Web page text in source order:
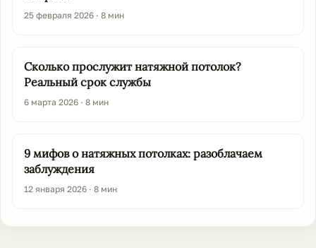
25 февраля 2026 · 8 мин
Сколько прослужит натяжной потолок?
Реальный срок службы
6 марта 2026 · 8 мин
9 мифов о натяжных потолках: разоблачаем
заблуждения
12 января 2026 · 8 мин